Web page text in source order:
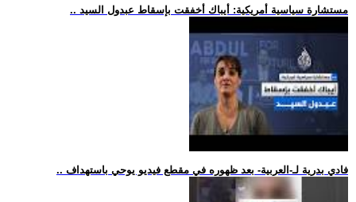
.. مستشارة سياسية أمريكية: أيباك أخفقت بإسقاط عبدول السيد
.. فادي بدرية لـ-العربية- بعد ظهوره في مقطع فيديو يوحي باستهداف